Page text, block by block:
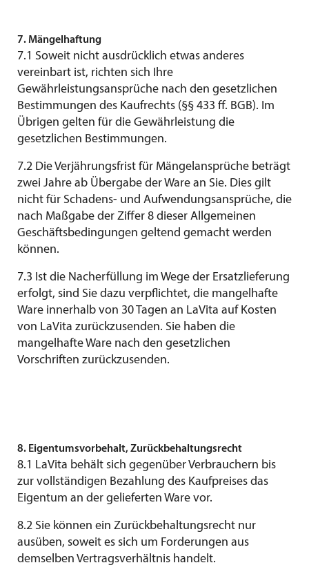
7. Mängelhaftung
7.1 Soweit nicht ausdrücklich etwas anderes
vereinbart ist, richten sich Ihre
Gewährleistungsansprüche nach den gesetzlichen
Bestimmungen des Kaufrechts (§§ 433 ff. BGB). Im
Übrigen gelten für die Gewährleistung die
gesetzlichen Bestimmungen.
7.2 Die Verjährungsfrist für Mängelansprüche beträgt
zwei Jahre ab Übergabe der Ware an Sie. Dies gilt
nicht für Schadens- und Aufwendungsansprüche, die
nach Maßgabe der Ziffer 8 dieser Allgemeinen
Geschäftsbedingungen geltend gemacht werden
können.
7.3 Ist die Nacherfüllung im Wege der Ersatzlieferung
erfolgt, sind Sie dazu verpflichtet, die mangelhafte
Ware innerhalb von 30 Tagen an LaVita auf Kosten
von LaVita zurückzusenden. Sie haben die
mangelhafte Ware nach den gesetzlichen
Vorschriften zurückzusenden.
8. Eigentumsvorbehalt, Zurückbehaltungsrecht
8.1 LaVita behält sich gegenüber Verbrauchern bis
zur vollständigen Bezahlung des Kaufpreises das
Eigentum an der gelieferten Ware vor.
8.2 Sie können ein Zurückbehaltungsrecht nur
ausüben, soweit es sich um Forderungen aus
demselben Vertragsverhältnis handelt.